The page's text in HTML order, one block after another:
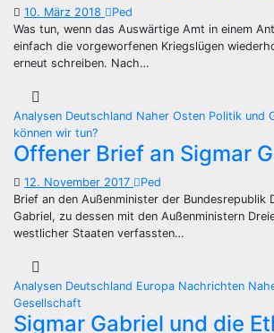
10. März 2018
Ped
Was tun, wenn das Auswärtige Amt in einem
einfach die vorgeworfenen Kriegslügen
erneut schreiben. Nach…
Analysen Deutschland Naher Osten Politik und
können wir tun?
Offener Brief an Sigmar
12. November 2017
Ped
Brief an den Außenminister der Bundesrepublik
Gabriel, zu dessen mit den Außenministern
westlicher Staaten verfassten…
Analysen Deutschland Europa Nachrichten
Gesellschaft
Sigmar Gabriel und die